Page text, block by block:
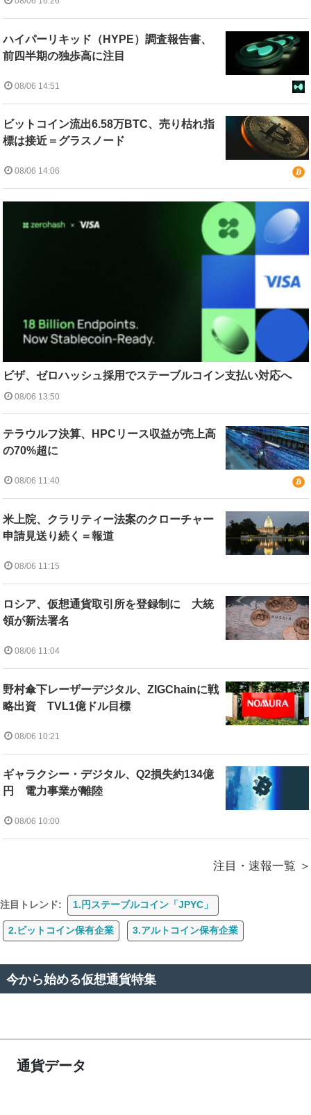
ハイパーリキッド（HYPE）調査報告書、
前四半期の独歩高に注目
08/06 14:51
ビットコイン流出6.58万BTC、売り枯れ指
標は接近＝グラスノード
08/06 14:06
ビザ、ゼロハッシュ採用でステーブルコイン支払い対応へ
08/06 13:50
テラウルフ決算、HPCリース収益が売上高
の70%超に
08/06 11:40
米上院、クラリティー法案のクローチャー
申請見送り続く＝報道
08/06 11:15
ロシア、仮想通貨取引所を登録制に 大統
領が新法署名
08/06 11:04
野村傘下レーザーデジタル、ZIGChainに戦
略出資 TVL1億ドル目標
08/06 10:21
ギャラクシー・デジタル、Q2損失約134億
円 電力事業が離陸
08/06 10:00
注目・速報一覧
注目トレンド: 1.円ステーブルコイン「JPYC」
2.ビットコイン保有企業 3.アルトコイン保有企業
今から始める仮想通貨特集
通貨データ